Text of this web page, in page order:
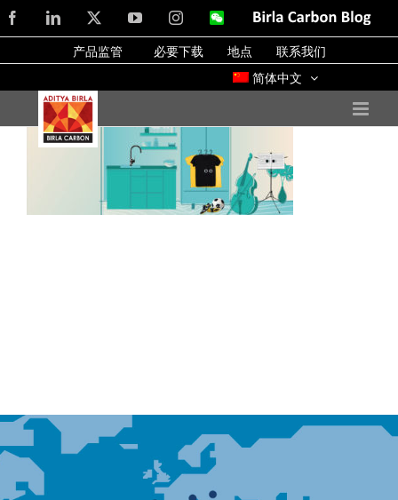
Skip
to
content
FacebookLinkedIn YouTubeInstagramWeChatBirla
Blog
产品监管 必要下载 地点
联系我们
简体中文